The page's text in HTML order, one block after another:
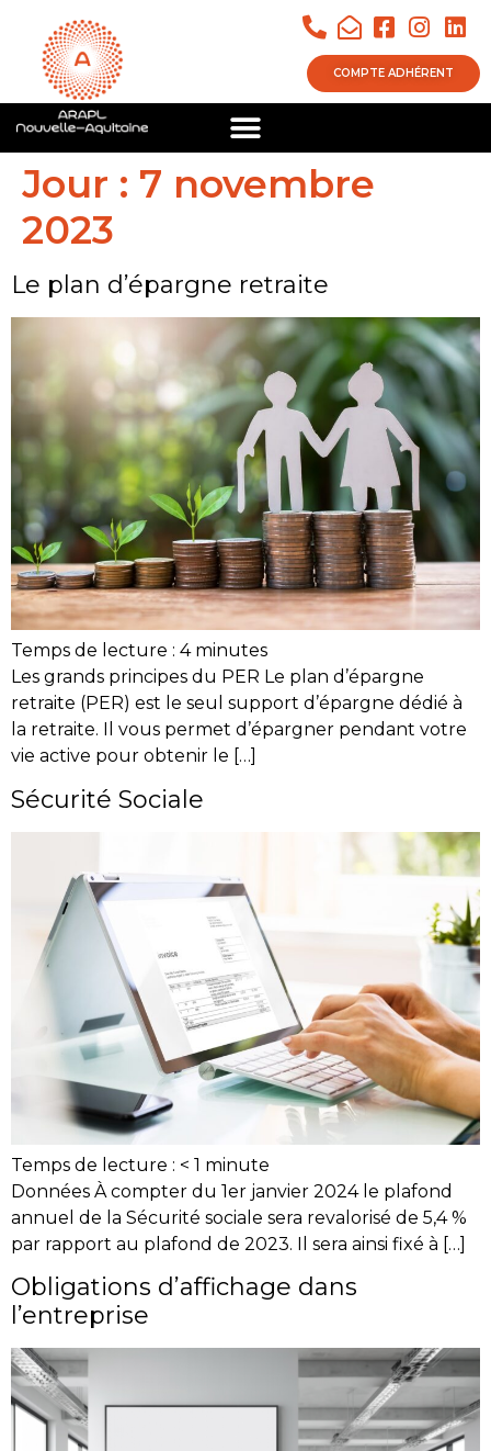
COMPTE ADHÉRENT
Jour : 7 novembre
2023
Le plan d’épargne retraite
Temps de lecture : 4 minutes
Les grands principes du PER Le plan d’épargne
retraite (PER) est le seul support d’épargne dédié à
la retraite. Il vous permet d’épargner pendant votre
vie active pour obtenir le […]
Sécurité Sociale
Temps de lecture : < 1 minute
Données À compter du 1er janvier 2024 le plafond
annuel de la Sécurité sociale sera revalorisé de 5,4 %
par rapport au plafond de 2023. Il sera ainsi fixé à […]
Obligations d’affichage dans
l’entreprise